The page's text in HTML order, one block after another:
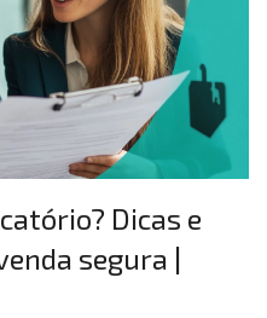
Dicas e
segura |